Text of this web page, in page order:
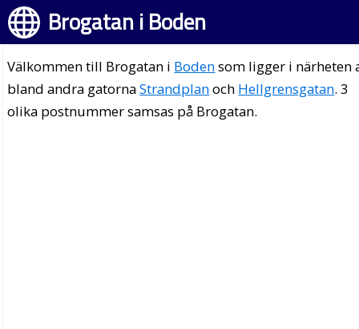
Brogatan i Boden
Välkommen till Brogatan i Bodensom ligger i närheten
bland andra gatornaStrandplanoch Hellgrensgatan. 3
olika postnummer samsas på Brogatan.